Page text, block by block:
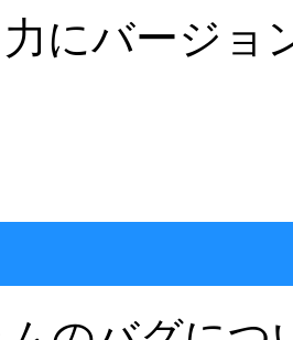
にバージョ